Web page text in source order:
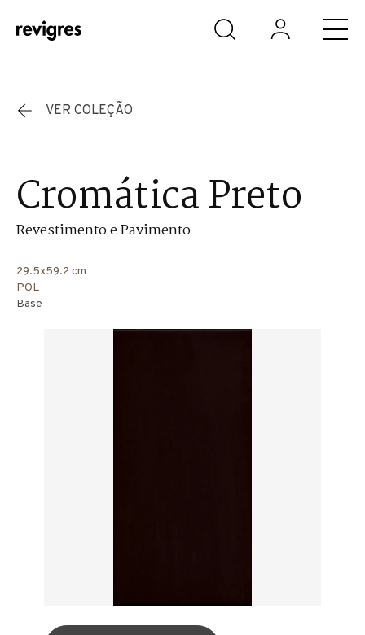
Saltar para o conteúdo principal
VER COLEÇÃO
Cromática Preto
Revestimento e Pavimento
29.5x59.2 cm
POL
Base